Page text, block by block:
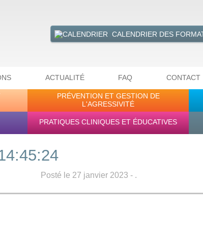
CALENDRIER DES
ACTUALITÉ FAQ CONTACT
PRÉVENTION ET GESTION DE
L'AGRESSIVITÉ
PRATIQUES CLINIQUES ET ÉDUCATIVES
Posté le 27 janvier 2023 - .